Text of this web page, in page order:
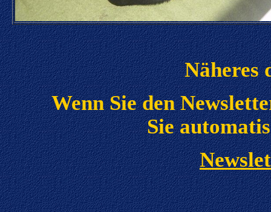
Näheres
Wenn Sie den
Sie